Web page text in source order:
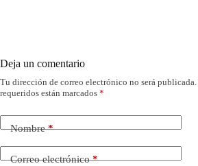
Deja un comentario
Tu dirección de correo electrónico no será publicada.
requeridos están marcados *
Nombre*
Correo electrónico*